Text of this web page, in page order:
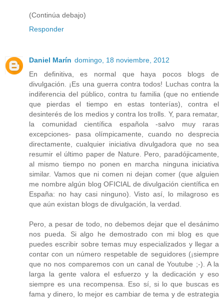
(Continúa debajo)
Responder
Daniel Marín domingo, 18 noviembre, 2012
En definitiva, es normal que haya pocos blogs de
divulgación. ¡Es una guerra contra todos! Luchas contra la
indiferencia del público, contra tu familia (que no entiende
que pierdas el tiempo en estas tonterías), contra el
desinterés de los medios y contra los trolls. Y, para rematar,
la comunidad científica española -salvo muy raras
excepciones- pasa olímpicamente, cuando no desprecia
directamente, cualquier iniciativa divulgadora que no sea
resumir el último paper de Nature. Pero, paradójicamente,
al mismo tiempo no ponen en marcha ninguna iniciativa
similar. Vamos que ni comen ni dejan comer (que alguien
me nombre algún blog OFICIAL de divulgación científica en
España: no hay casi ninguno). Visto así, lo milagroso es
que aún existan blogs de divulgación, la verdad.
Pero, a pesar de todo, no debemos dejar que el desánimo
nos pueda. Si algo he demostrado con mi blog es que
puedes escribir sobre temas muy especializados y llegar a
contar con un número respetable de seguidores (¡siempre
que no nos comparemos con un canal de Youtube ;-). A la
larga la gente valora el esfuerzo y la dedicación y eso
siempre es una recompensa. Eso sí, si lo que buscas es
fama y dinero, lo mejor es cambiar de tema y de estrategia